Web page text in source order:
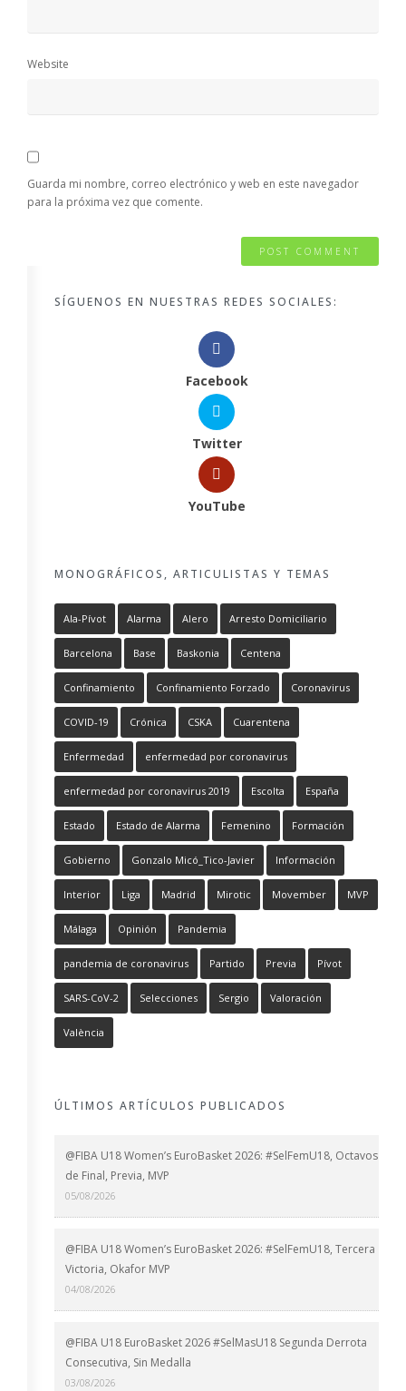
Website
Guarda mi nombre, correo electrónico y web en este navegador
para la próxima vez que comente.
SÍGUENOS EN NUESTRAS REDES SOCIALES:
Facebook
Twitter
YouTube
MONOGRÁFICOS, ARTICULISTAS Y TEMAS
Ala-Pívot Alarma Alero Arresto Domiciliario
Barcelona Base Baskonia Centena
Confinamiento Confinamiento Forzado Coronavirus
COVID-19 Crónica CSKA Cuarentena
Enfermedad enfermedad por coronavirus
enfermedad por coronavirus 2019 Escolta España
Estado Estado de Alarma Femenino Formación
Gobierno Gonzalo Micó_Tico-Javier Información
Interior Liga Madrid Mirotic Movember MVP
Málaga Opinión Pandemia
pandemia de coronavirus Partido Previa Pívot
SARS-CoV-2 Selecciones Sergio Valoración
València
ÚLTIMOS ARTÍCULOS PUBLICADOS
@FIBA U18 Women’s EuroBasket 2026: #SelFemU18, Octavos
de Final, Previa, MVP
05/08/2026
@FIBA U18 Women’s EuroBasket 2026: #SelFemU18, Tercera
Victoria, Okafor MVP
04/08/2026
@FIBA U18 EuroBasket 2026 #SelMasU18 Segunda Derrota
Consecutiva, Sin Medalla
03/08/2026